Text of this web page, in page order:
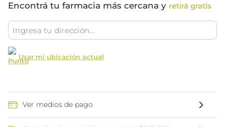
Encontrá tu farmacia más cercana y retirá gratis
Usar mi ubicación actual
Ver medios de pago